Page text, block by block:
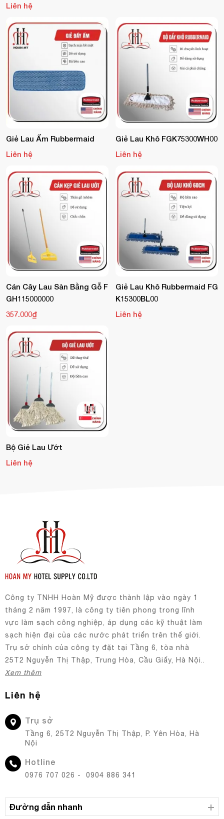
Liên hệ
Giẻ Lau Ẩm Rubbermaid
Liên hệ
Giẻ Lau Khô FGK75300WH00
Liên hệ
Cán Cây Lau Sàn Bằng Gỗ F
GH115000000
357.000₫
Giẻ Lau Khô Rubbermaid FG
K15300BL00
Liên hệ
Bộ Giẻ Lau Ướt
Liên hệ
Công ty TNHH Hoàn Mỹ được thành lập vào ngày 1
tháng 2 năm 1997, là công ty tiên phong trong lĩnh
vực làm sạch công nghiệp, áp dụng các kỹ thuật làm
sạch hiện đại của các nước phát triển trên thế giới.
Trụ sở chính của công ty đặt tại Tầng 6, tòa nhà
25T2 Nguyễn Thị Thập, Trung Hòa, Cầu Giấy, Hà Nội..
Xem thêm
Liên hệ
Trụ sở
Tầng 6, 25T2 Nguyễn Thị Thập, P. Yên Hòa, Hà
Nội
Hotline
0976 707 026 - 0904 886 341
Đường dẫn nhanh